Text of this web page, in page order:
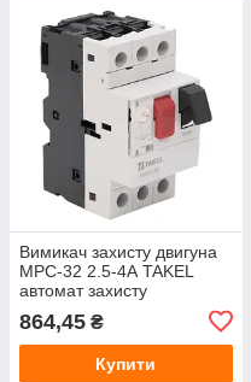
Вимикач захисту двигуна
MPC-32 2.5-4А TAKEL
автомат захисту
електродвигуна моторний
автомат
864,45 ₴
Купити